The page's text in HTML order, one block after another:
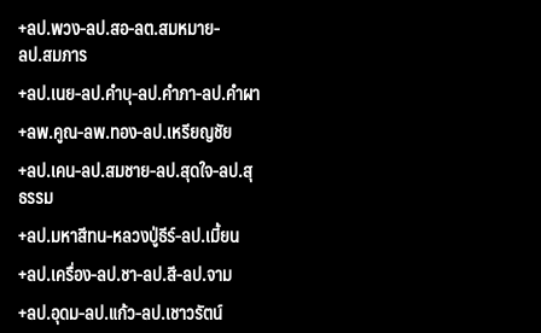
+ลป.พวง-ลป.สอ-ลต.สมหมาย-
ลป.สมภาร
+ลป.เนย-ลป.คำบุ-ลป.คำภา-ลป.คำผา
+ลพ.คูณ-ลพ.ทอง-ลป.เหรียญชัย
+ลป.เคน-ลป.สมชาย-ลป.สุดใจ-ลป.สุ
ธรรม
+ลป.มหาสีทน-หลวงปู่ธีร์-ลป.เมี้ยน
+ลป.เครื่อง-ลป.ชา-ลป.สี-ลป.จาม
+ลป.อุดม-ลป.แก้ว-ลป.เชาวรัตน์